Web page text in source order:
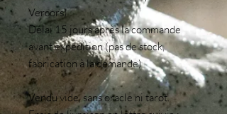
Vercors)
Délai 15 jours après la commande
avant expédition (pas de stock,
fabrication à la demande)
Vendu vide, sans oracle ni tarot.